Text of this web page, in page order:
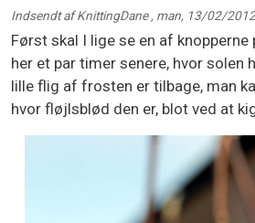
Indsendt afKnittingDane , man, 13/02/
Først skal I lige se en af
her et par timer senere, hvor solen
lille flig af frosten er tilbage, man
hvor fløjlsblød den er, blot ved at